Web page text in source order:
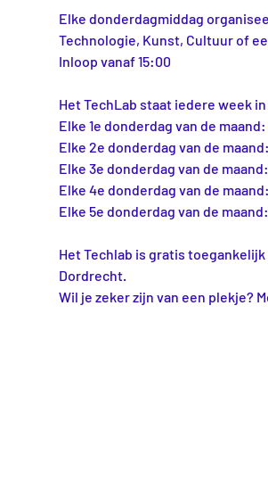
Elke donderdagmiddag
Technologie, Kunst, Cultuur of
Inloop vanaf 15:00
Het TechLab staat iedere week
Elke 1e donderdag van de maand:
Elke 2e donderdag van de maand:
Elke 3e donderdag van de maand:
Elke 4e donderdag van de maand:
Elke 5e donderdag van de maand:
Het Techlab is gratis
Dordrecht.
Wil je zeker zijn van een plekje?